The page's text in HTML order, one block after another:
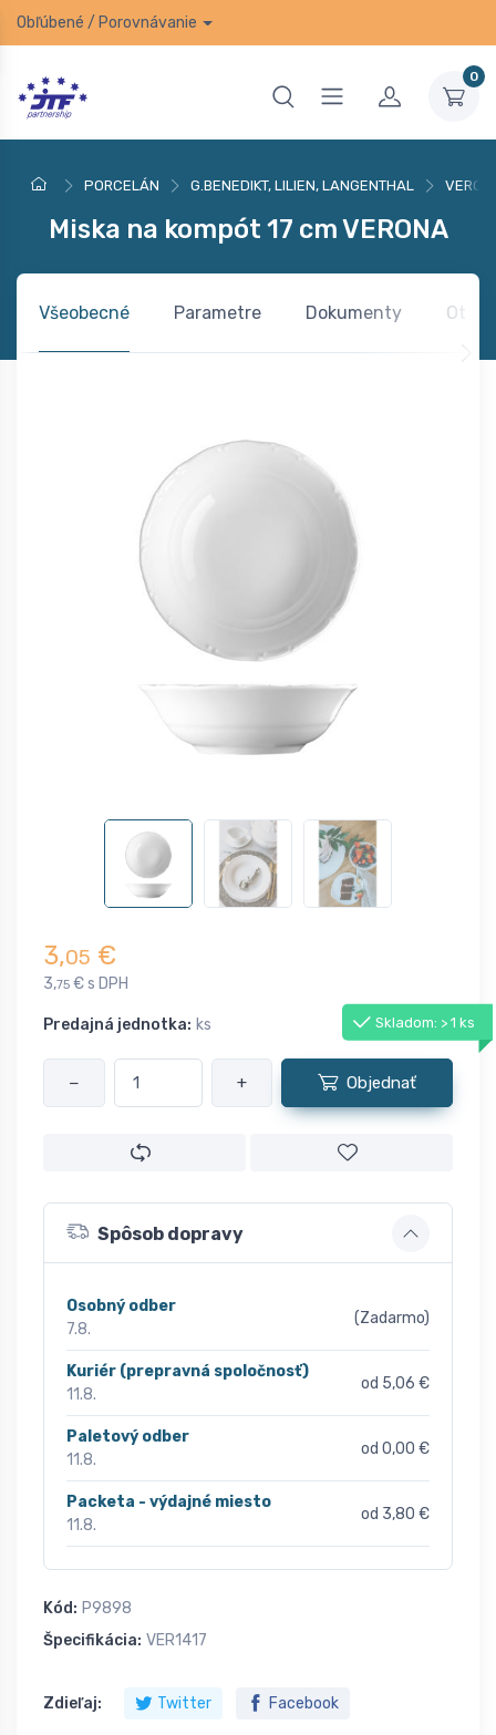
Obľúbené / Porovnávanie
0
PORCELÁN G.BENEDIKT, LILIEN, LANGENTHAL
Miska na kompót 17 cm VERONA
Všeobecné Parametre Dokumenty
3,05 €
3,75 € s DPH
Predajná jednotka: ks Skladom: > 1 ks
− + Objednať
Spôsob dopravy
Osobný odber
7.8.
(Zadarmo)
Kuriér (prepravná spoločnosť)
11.8.
od 5,06 €
Paletový odber
11.8.
od 0,00 €
Packeta - výdajné miesto
11.8.
od 3,80 €
Kód: P9898
Špecifikácia: VER1417
Zdieľaj: Twitter Facebook